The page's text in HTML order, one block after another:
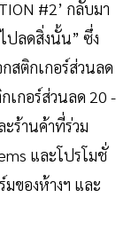
#2’ กลับมา
ปลดสิ่งนั้น” ซึ่ง
สติกเกอร์ส่วนลด
เกอร์ส่วนลด 20 -
ร้านค้าที่ร่วม
และโปรโมชั่
องห้างฯ และ